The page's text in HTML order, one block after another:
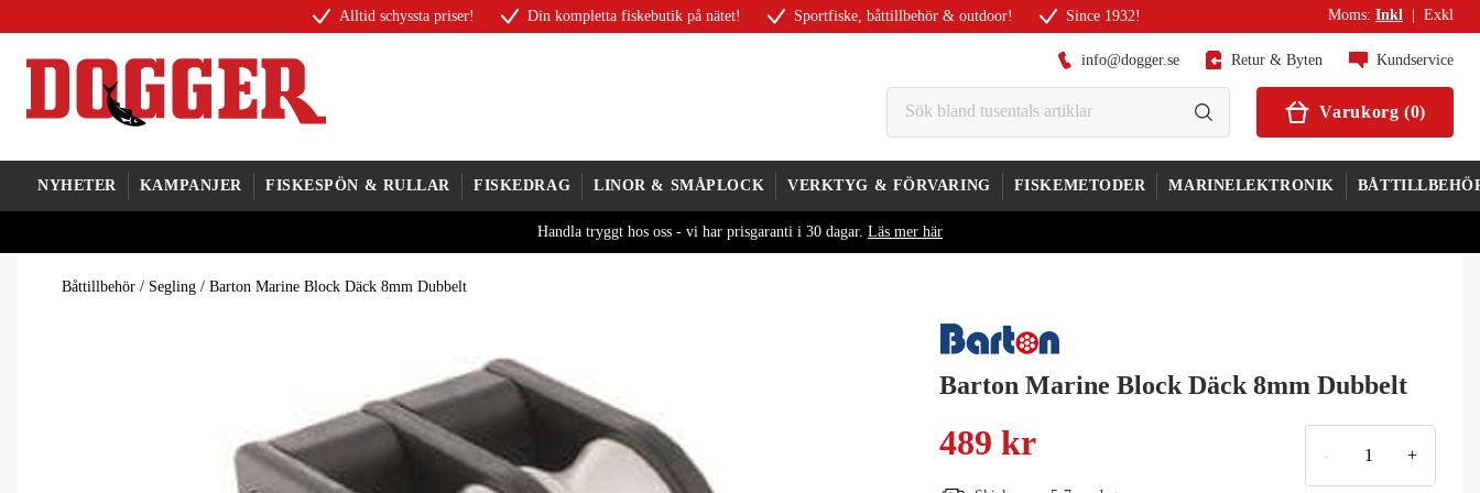
Alltid schyssta priser! Din kompletta fiskebutik på nätet! Sportfiske, båttillbehör & outdoor! Since 1932! Moms: Inkl Exkl
info@dogger.se Retur & Byten Kundservice
Varukorg (0)
NYHETER KAMPANJER FISKESPÖN & RULLAR FISKEDRAG LINOR & SMÅPLOCK VERKTYG & FÖRVARING FISKEMETODER MARINELEKTRONIK
Handla tryggt hos oss - vi har prisgaranti i 30 dagar. Läs mer här
Båttillbehör / Segling / Barton Marine Block Däck 8mm Dubbelt
Barton Marine Block Däck 8mm Dubbelt
489 kr - +